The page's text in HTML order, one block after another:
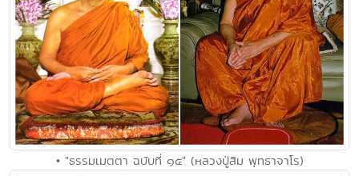
• "ธรรมเมตตา ฉบับที่ ๑๕" (หลวงปู่สิม พุทธาจาโร)